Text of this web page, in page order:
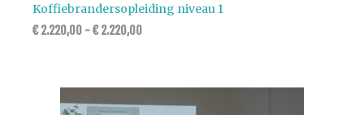
Koffiebrandersopleiding niveau 1
€2.220,00 -€2.220,00